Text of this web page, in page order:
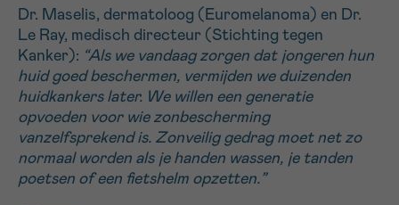
Dr. Maselis, dermatoloog (Euromelanoma) en Dr.
Le Ray, medisch directeur (Stichting tegen
Kanker): “Als we vandaag zorgen dat jongeren hun
huid goed beschermen, vermijden we duizenden
huidkankers later. We willen een generatie
opvoeden voor wie zonbescherming
vanzelfsprekend is. Zonveilig gedrag moet net zo
normaal worden als je handen wassen, je tanden
poetsen of een fietshelm opzetten.”